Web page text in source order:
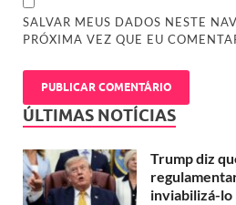
SALVAR MEUS DADOS NESTE
PRÓXIMA VEZ QUE EU
ÚLTIMAS NOTÍCIAS
Trump diz
inviabilizá-lo